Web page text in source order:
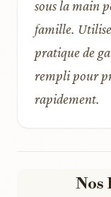
sous la main
famille.
pratique de
rempli pour
rapidement.
Nos